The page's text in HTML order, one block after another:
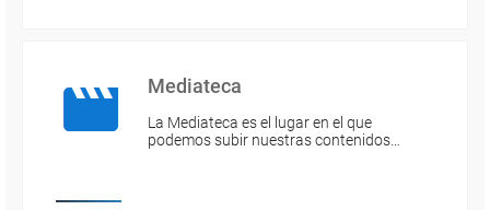
Mediateca
La Mediateca es el lugar en el que
podemos subir nuestras contenidos…